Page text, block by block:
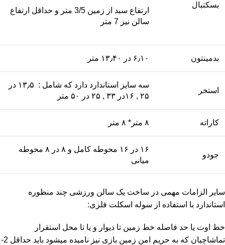
بسکتبال
ارتفاع سبد از زمین 3/5 متر و حداقل ارتفاع
سالن نیز 7 متر
بدمینتون ۶٫۱۰ در ۱۳٫۴۰ متر
استخر
سه سایز استاندارد دارد که شامل : ۱۳٫۵ در
۲۵ , ۱۶در ۳۳ , ۲۵ در ۵۰ متر
کاراته ۸ متر* ۸ متر
جودو
۱۶ در ۱۶ محوطه کامل و ۸ در ۸ محوطه
میانی
سایر الزامات مهمی در ساخت یک سالن ورزشی چند منظوره
استاندارد با استفاده از سوله اسکلت فلزی:
خط اوت یا حد فاصله خط زمین تا دیوار و یا تا محل استقرار
تماشاچیان که به حریم امن زمین بازی نیز نامیده میشود باید حداقل 2-